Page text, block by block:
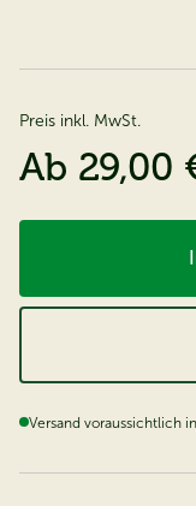
Preis inkl. MwSt.
Ab 29,00
Versand voraussichtlich